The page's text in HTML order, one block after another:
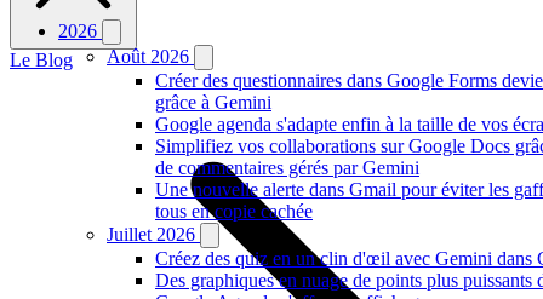
2026
Août 2026
Créer des questionnaires dans Google Forms
grâce à Gemini
Google agenda s'adapte enfin à la taille de vos
Simplifiez vos collaborations sur Google Docs
de commentaires gérés par Gemini
Une nouvelle alerte dans Gmail pour éviter les
tous en copie cachée
Juillet 2026
Créez des quiz en un clin d'œil avec Gemini dans
Des graphiques en nuage de points plus puissants
Le Blog